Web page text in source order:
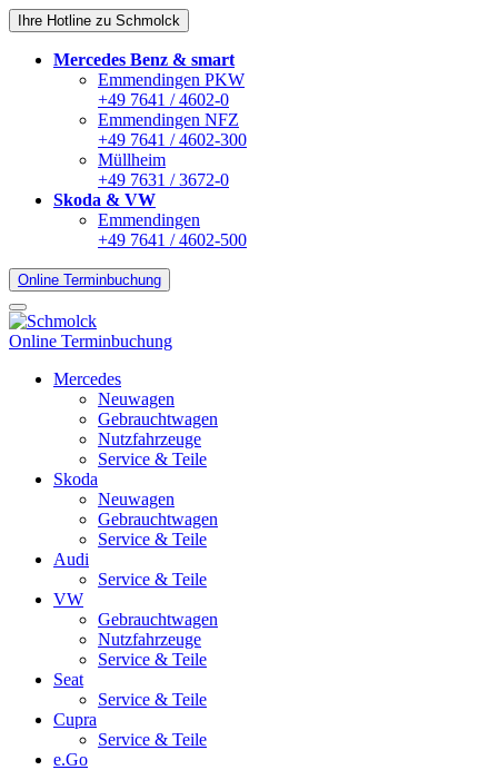
Ihre Hotline zu Schmolck
Mercedes Benz & smart
Emmendingen PKW
+49 7641 / 4602-0
Emmendingen NFZ
+49 7641 / 4602-300
Müllheim
+49 7631 / 3672-0
Skoda & VW
Emmendingen
+49 7641 / 4602-500
Online Terminbuchung
Online Terminbuchung
Mercedes
Neuwagen
Gebrauchtwagen
Nutzfahrzeuge
Service & Teile
Skoda
Neuwagen
Gebrauchtwagen
Service & Teile
Audi
Service & Teile
VW
Gebrauchtwagen
Nutzfahrzeuge
Service & Teile
Seat
Service & Teile
Cupra
Service & Teile
e.Go